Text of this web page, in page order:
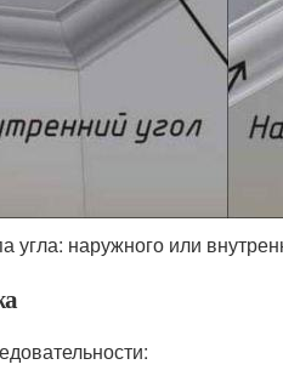
угла: наружного или